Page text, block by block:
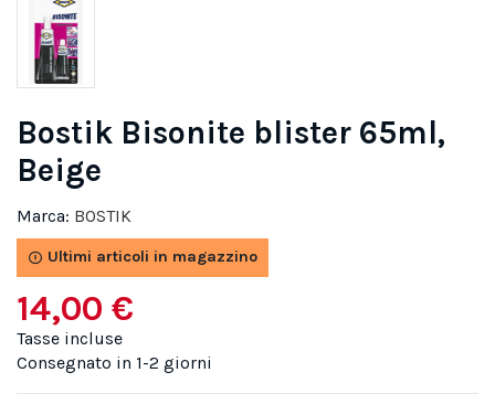
Bostik Bisonite blister 65ml,
Beige
Marca: BOSTIK
Ultimi articoli in magazzino
14,00 €
Tasse incluse
Consegnato in 1-2 giorni